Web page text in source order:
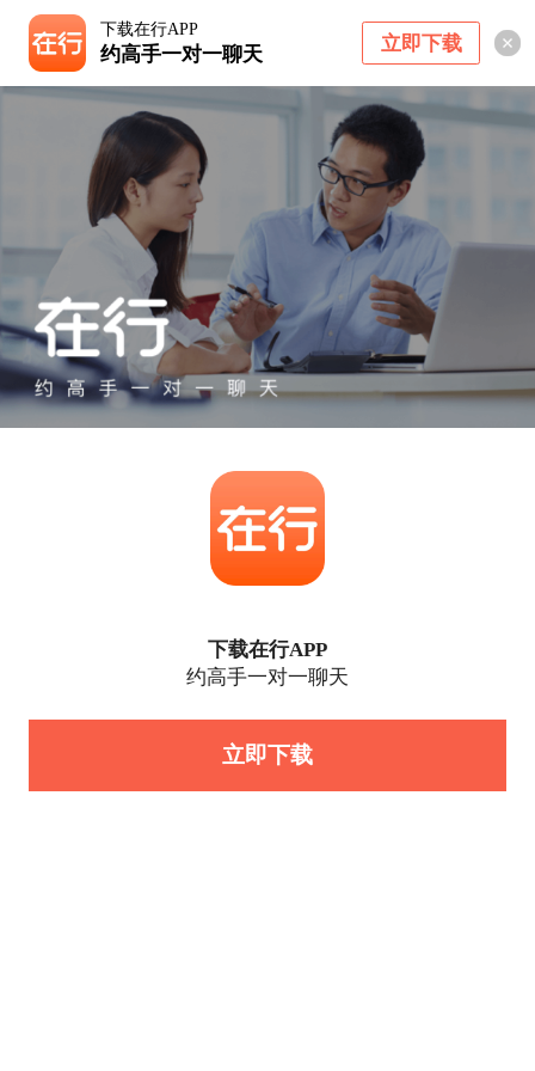
下载在行APP
约高手一对一聊天 立即下载
下载在行APP
约高手一对一聊天
立即下载